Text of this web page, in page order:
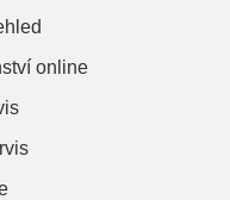
online